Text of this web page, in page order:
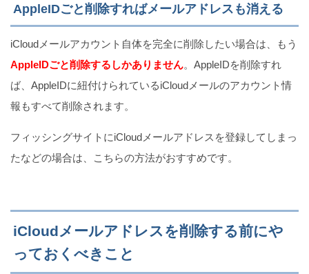
AppleIDごと削除すればメールアドレスも消える
iCloudメールアカウント自体を完全に削除したい場合は、もう
AppleIDごと削除するしかありません。AppleIDを削除すれ
ば、AppleIDに紐付けられているiCloudメールのアカウント情
報もすべて削除されます。
フィッシングサイトにiCloudメールアドレスを登録してしまっ
たなどの場合は、こちらの方法がおすすめです。
iCloudメールアドレスを削除する前にや
っておくべきこと